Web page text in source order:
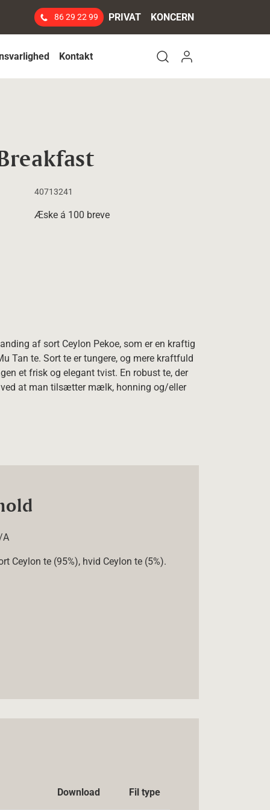
86 29 22 99 PRIVAT KONCERN
Kontakt
Log ind
40713241
Æske á 100 breve
af sort Ceylon Pekoe, som er en kraftig
Tan te. Sort te er tungere, og mere kraftfuld
et frisk og elegant tvist. En robust te, der
at man tilsætter mælk, honning og/eller
A
Ceylon te (95%), hvid Ceylon te (5%).
Download Fil type